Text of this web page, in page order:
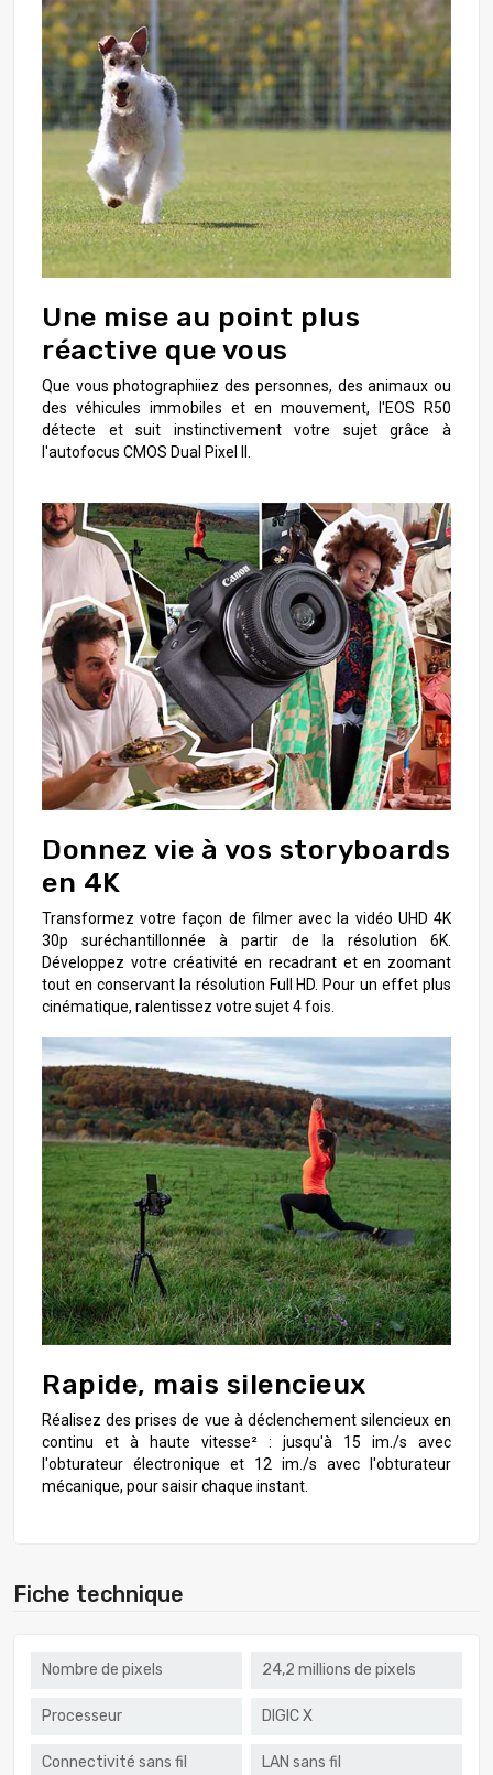
Une mise au point plus
réactive que vous
Que vous photographiiez des personnes, des animaux ou
des véhicules immobiles et en mouvement, l'EOS R50
détecte et suit instinctivement votre sujet grâce à
l'autofocus CMOS Dual Pixel II.
Donnez vie à vos storyboards
en 4K
Transformez votre façon de filmer avec la vidéo UHD 4K
30p suréchantillonnée à partir de la résolution 6K.
Développez votre créativité en recadrant et en zoomant
tout en conservant la résolution Full HD. Pour un effet plus
cinématique, ralentissez votre sujet 4 fois.
Rapide, mais silencieux
Réalisez des prises de vue à déclenchement silencieux en
continu et à haute vitesse² : jusqu'à 15 im./s avec
l'obturateur électronique et 12 im./s avec l'obturateur
mécanique, pour saisir chaque instant.
Fiche technique
Nombre de pixels 24,2 millions de pixels
Processeur DIGIC X
Connectivité sans fil
LAN sans fil